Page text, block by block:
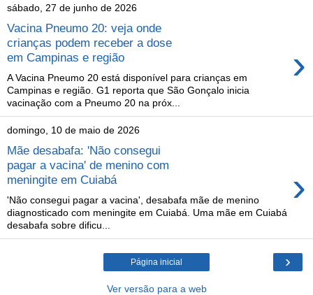
sábado, 27 de junho de 2026
Vacina Pneumo 20: veja onde
crianças podem receber a dose
em Campinas e região
›
A Vacina Pneumo 20 está disponível para crianças em
Campinas e região. G1 reporta que São Gonçalo inicia
vacinação com a Pneumo 20 na próx...
domingo, 10 de maio de 2026
Mãe desabafa: 'Não consegui
pagar a vacina' de menino com
meningite em Cuiabá
›
'Não consegui pagar a vacina', desabafa mãe de menino
diagnosticado com meningite em Cuiabá. Uma mãe em Cuiabá
desabafa sobre dificu...
›
Página inicial
Ver versão para a web